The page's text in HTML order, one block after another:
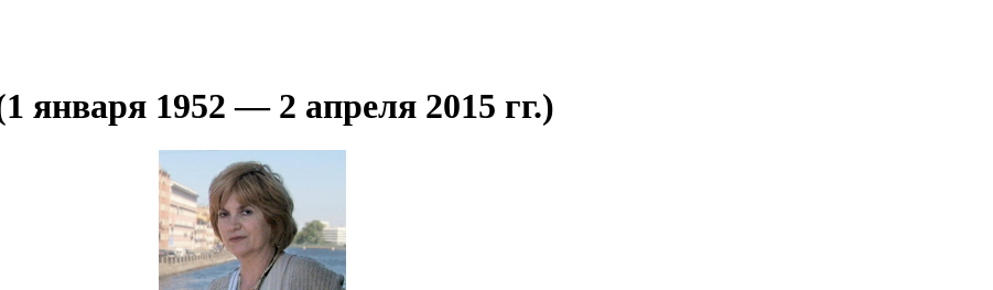
января 1952 — 2 апреля 2015 гг.)